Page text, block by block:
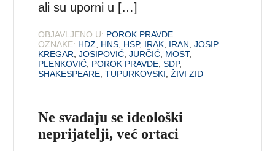
ali su uporni u […]
OBJAVLJENO U: POROK PRAVDE
OZNAKE: HDZ HNS HSP, IRAK IRAN ,JOSIP
KREGAR ,JOSIPOVIĆ ,JURČIĆ MOST,
PLENKOVIĆ POROK PRAVDE ,SDP,
SHAKESPEARE ,TUPURKOVSKI ,ŽIVI ZID
Ne svađaju se ideološki
neprijatelji, već ortaci